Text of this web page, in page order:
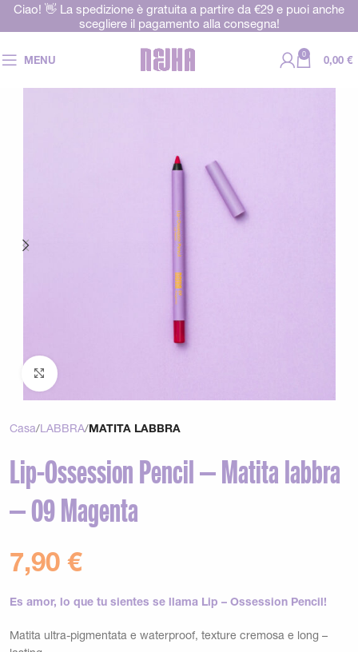
Ciao! 👋 La spedizione è gratuita a partire da €29 e puoi anche
scegliere il pagamento alla consegna!
MENU 0 0,00 €
Clicca per ingrandire
Casa LABBRA MATITA LABBRA
Lip-Ossession Pencil – Matita labbra
– 09 Magenta
7,90 €
Es amor, lo que tu sientes se llama Lip – Ossession Pencil!
Matita ultra-pigmentata e waterproof, texture cremosa e long –